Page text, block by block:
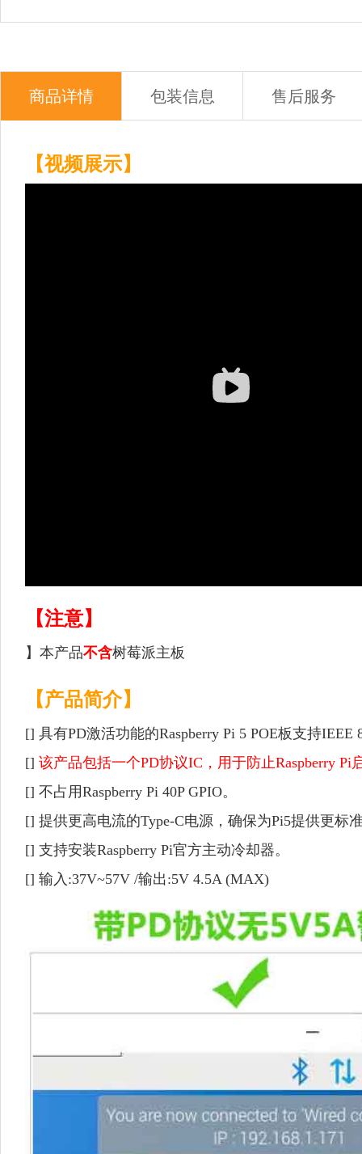
商品详情 包装信息 售后服务
【视频展示】
【注意】
】本产品不含树莓派主板
【产品简介】
[] 具有PD激活功能的Raspberry Pi 5 POE板支持IEEE
[] 该产品包括一个PD协议IC，用于防止Raspberry Pi
[] 不占用Raspberry Pi 40P GPIO。
[] 提供更高电流的Type-C电源，确保为Pi5提供更标
[] 支持安装Raspberry Pi官方主动冷却器。
[] 输入:37V~57V /输出:5V 4.5A (MAX)